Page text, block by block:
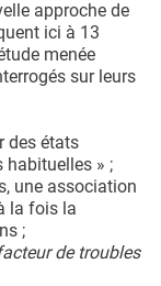
approche de
ici à 13
menée
sur leurs
des états
habituelles » ;
une association
la fois la
;
de troubles